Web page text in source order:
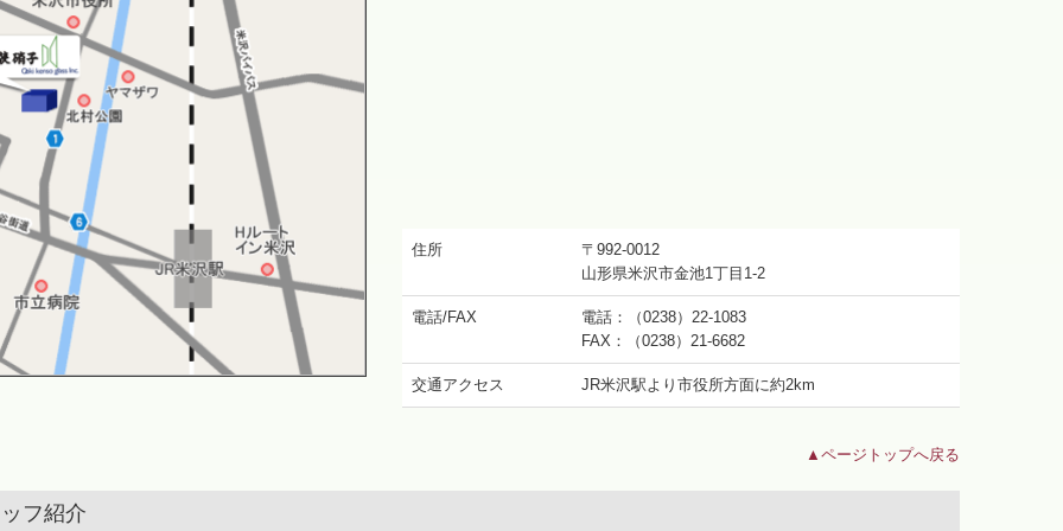
住所
〒992-0012
山形県米沢市金池1丁目1-2
電話/FAX 電話：
（0238）22-1083
FAX：（0238）21-6682
交通アクセス JR米沢駅より市役所方面に約2km
▲ページトップへ戻る
フ紹介